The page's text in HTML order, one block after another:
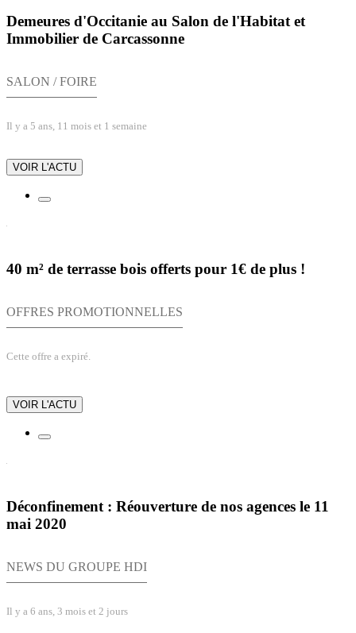
Demeures d'Occitanie au Salon de l'Habitat et
Immobilier de Carcassonne
SALON / FOIRE
Il y a 5 ans, 11 mois et 1 semaine
VOIR L'ACTU
40 m² de terrasse bois offerts pour 1€ de plus !
OFFRES PROMOTIONNELLES
Cette offre a expiré.
VOIR L'ACTU
Déconfinement : Réouverture de nos agences le 11
mai 2020
NEWS DU GROUPE HDI
Il y a 6 ans, 3 mois et 2 jours